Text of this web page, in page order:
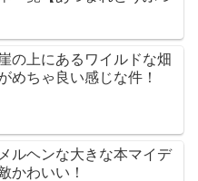
の上にあるワイルドな畑
めちゃ良い感じな件！
ルヘンな大きな本マイデ
かわいい！